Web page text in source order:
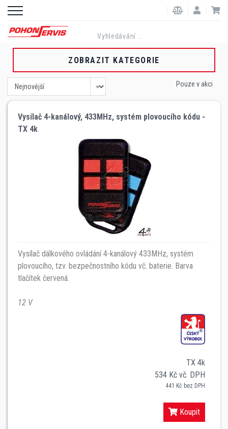
ZOBRAZIT KATEGORIE
Pouze v akci
Vysílač 4-kanálový, 433MHz, systém plovoucího kódu -
TX 4k
Vysílač dálkového ovládání 4-kanálový 433MHz, systém
plovoucího, tzv. bezpečnostního kódu vč. baterie. Barva
tlačítek červená.
12 V
TX 4k
534 Kč vč. DPH
441 Kč bez DPH
Koupit